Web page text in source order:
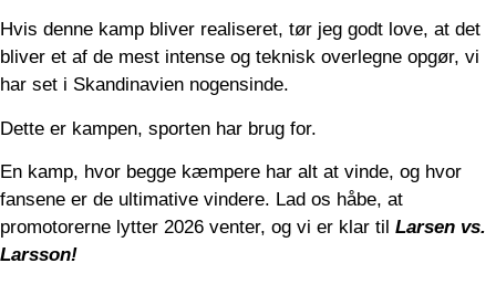
Hvis denne kamp bliver realiseret, tør jeg godt love, at det
bliver et af de mest intense og teknisk overlegne opgør, vi
har set i Skandinavien nogensinde.
Dette er kampen, sporten har brug for.
En kamp, hvor begge kæmpere har alt at vinde, og hvor
fansene er de ultimative vindere. Lad os håbe, at
promotorerne lytter 2026 venter, og vi er klar til Larsen vs.
Larsson!